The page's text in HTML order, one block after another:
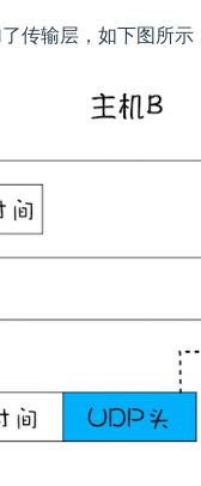
传输层，如下图所示